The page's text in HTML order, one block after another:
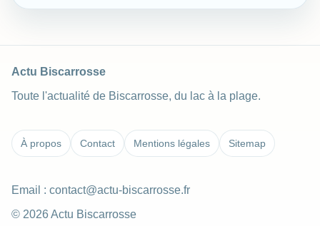
Actu Biscarrosse
Toute l'actualité de Biscarrosse, du lac à la plage.
À propos Contact Mentions légales Sitemap
Email : contact@actu-biscarrosse.fr
© 2026 Actu Biscarrosse